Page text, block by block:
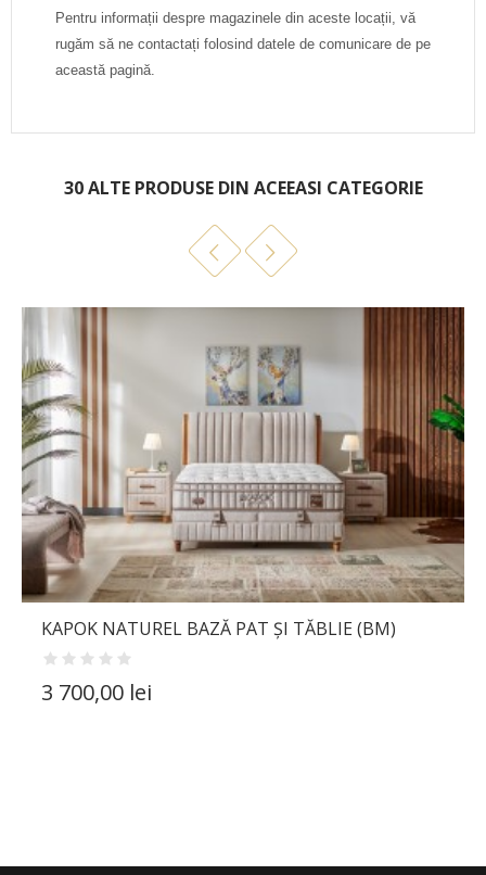
Pentru informații despre magazinele din aceste locații, vă
rugăm să ne contactați folosind datele de comunicare de pe
această pagină.
Cartela Materiale Fn-E
Fn text. A
DOWNLOAD (240.72K)
30 ALTE PRODUSE DIN ACEEASI CATEGORIE
KAPOK NATUREL BAZĂ PAT ȘI TĂBLIE (BM)
3 700,00 lei